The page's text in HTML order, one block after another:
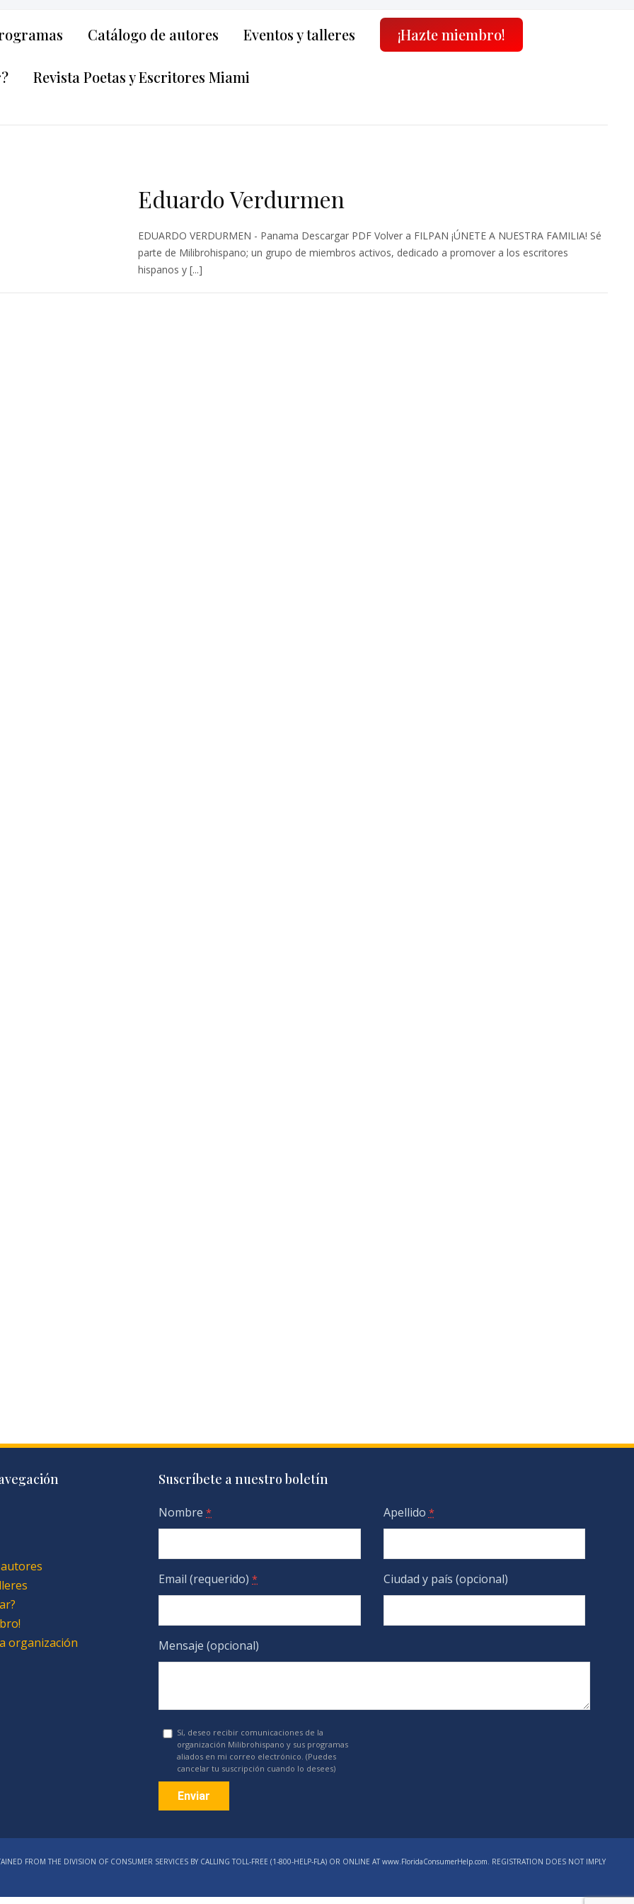
Catálogo de autores Eventos y talleres ¡Hazte miembro!
Revista Poetas y Escritores Miami
Eduardo Verdurmen
EDUARDO VERDURMEN - Panama Descargar PDF Volver a FILPAN ¡ÚNETE A NUESTRA FAMILIA! Sé
parte de Milibrohispano; un grupo de miembros activos, dedicado a promover a los escritores
hispanos y [...]
organización
Suscríbete a nuestro boletín
Nombre * Apellido *
Email (requerido) * Ciudad y país (opcional)
Mensaje (opcional)
Sí, deseo recibir comunicaciones de la
organización Milibrohispano y sus programas
aliados en mi correo electrónico. (Puedes
cancelar tu suscripción cuando lo desees)
Use.
leave
FROM THE DIVISION OF CONSUMER SERVICES BY CALLING TOLL-FREE (1‑800‑HELP‑FLA) OR ONLINE AT www.FloridaConsumerHelp.com. REGISTRATION DOES NOT IMPLY